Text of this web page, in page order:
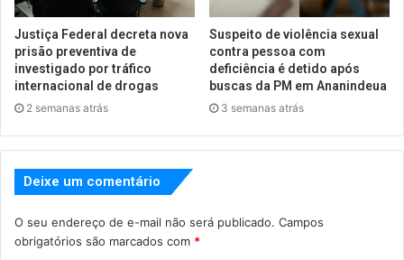
Justiça Federal decreta nova
prisão preventiva de
investigado por tráfico
internacional de drogas
2 semanas atrás
Suspeito de violência sexual
contra pessoa com
deficiência é detido após
buscas da PM em Ananindeua
3 semanas atrás
Deixe um comentário
O seu endereço de e-mail não será publicado. Campos
obrigatórios são marcados com *